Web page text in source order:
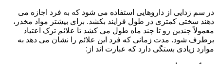
در سم زدایی از داروهایی استفاده می شود که به فرد اجازه می
دهند سختی کمتری در طول فرایند بکشد. برای بیشتر مواد مخدر،
معمولاً چندین رو تا چند ماه طول می کشد تا علائم ترک اعتیاد
برطرف شود. مدت زمانی که فرد این علائم را نشان می دهد به
موارد زیادی بستگی دارد که عبارت اند از: